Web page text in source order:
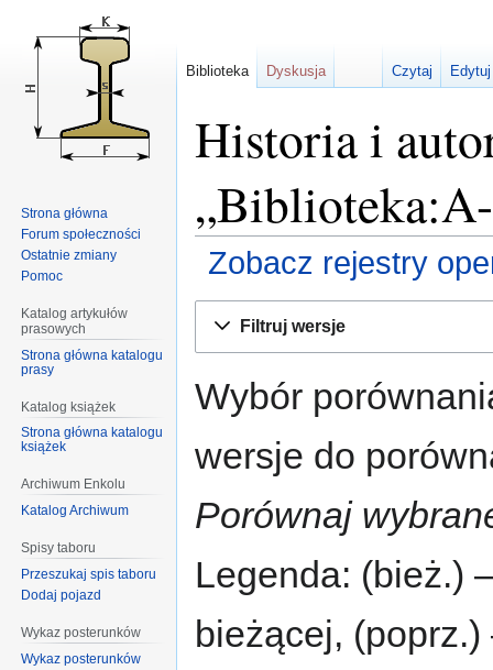
Historia i
Zobacz rejestry
Filtruj wersje
Wybór
wersje do
Porównaj
Legenda: (bież.)
bieżącej,
Biblioteka Dyskusja Czytaj
Strona główna
Forum społeczności
Ostatnie zmiany
Pomoc
Katalog artykułów
prasowych
Strona główna katalogu
prasy
Katalog książek
Strona główna katalogu
książek
Archiwum Enkolu
Katalog Archiwum
Spisy taboru
Przeszukaj spis taboru
Dodaj pojazd
Wykaz posterunków
Wykaz posterunków